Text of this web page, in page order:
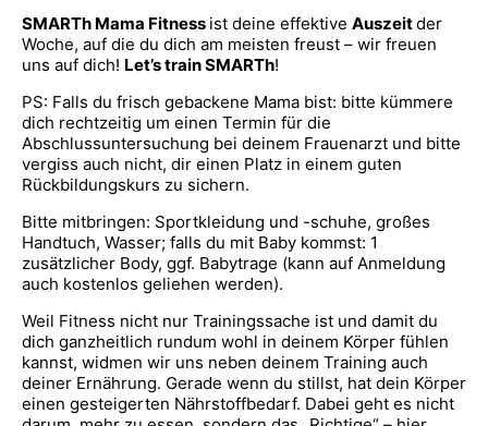
SMARTh Mama Fitness ist deine effektive Auszeitder
Woche, auf die du dich am meisten freust – wir freuen
uns auf dich! Let’s train SMARTh!
PS: Falls du frisch gebackene Mama bist: bitte kümmere
dich rechtzeitig um einen Termin für die
Abschlussuntersuchung bei deinem Frauenarzt und bitte
vergiss auch nicht, dir einen Platz in einem guten
Rückbildungskurs zu sichern.
Bitte mitbringen: Sportkleidung und -schuhe, großes
Handtuch, Wasser; falls du mit Baby kommst: 1
zusätzlicher Body, ggf. Babytrage (kann auf Anmeldung
auch kostenlos geliehen werden).
Weil Fitness nicht nur Trainingssache ist und damit du
dich ganzheitlich rundum wohl in deinem Körper fühlen
kannst, widmen wir uns neben deinem Training auch
deiner Ernährung. Gerade wenn du stillst, hat dein Körper
einen gesteigerten Nährstoffbedarf. Dabei geht es nicht